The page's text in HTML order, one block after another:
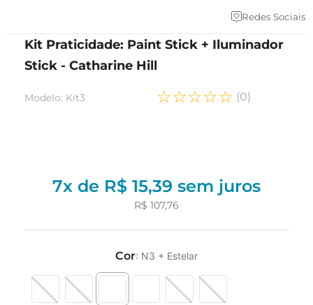
Redes Sociais
Kit Praticidade: Paint Stick + Iluminador
Stick - Catharine Hill
Modelo: Kit3 ☆☆☆☆☆ (0)
7x de R$ 15,39 sem juros
R$ 107,76
Cor: N3 + Estelar